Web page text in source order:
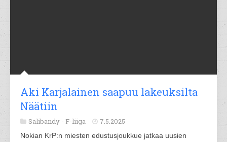
Aki Karjalainen saapuu lakeuksilta
Näätiin
Salibandy - F-liiga 7.5.2025
Nokian KrP:n miesten edustusjoukkue jatkaa uusien